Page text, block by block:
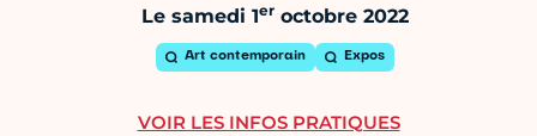
Le samedi 1eroctobre 2022
Art contemporain Expos
VOIR LES INFOS PRATIQUES